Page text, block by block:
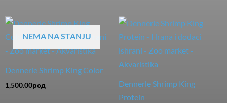
NEMA NA STANJU
Dennerle Shrimp King Color
1,500.00рсд
Dennerle Shrimp King
Protein